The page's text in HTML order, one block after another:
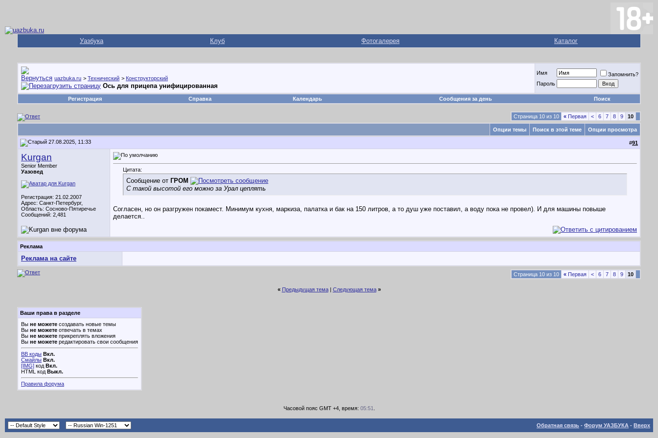
Уазбука Клуб Фотогалерея Каталог
uazbuka.ru > Технический > Конструкторский
Ось для прицепа унифицированная
Имя
Запомнить?
Пароль
Регистрация Справка Календарь Сообщения за день Поиск
Страница 10 из 10 « Первая < 6 7 8 9 10
Опции темы Поиск в этой теме Опции просмотра
27.08.2025, 11:33 #91
Kurgan
Senior Member
Уазовед
Регистрация: 21.02.2007
Адрес: Санкт-Петербург,
Область: Сосново-Пятиречье
Сообщений: 2,481
Цитата:
Сообщение от ГРОМ
С такой высотой его можно за Урал цеплять
Согласен, но он разгружен покамест. Минимум кухня, маркиза, палатка и бак на 150 литров, а то душ уже поставил, а воду пока не провел). И для машины повыше
делается..
Реклама
Реклама на сайте
Страница 10 из 10 « Первая < 6 7 8 9 10
« Предыдущая тема| Следующая тема »
Ваши права в разделе
Вы не можете создавать новые темы
Вы не можете отвечать в темах
Вы не можете прикреплять вложения
Вы не можете редактировать свои сообщения
BB коды Вкл.
Смайлы Вкл.
[IMG] код Вкл.
HTML код Выкл.
Правила форума
Часовой пояс GMT +4, время: 05:51
Обратная связь - Форум УАЗБУКА - Вверх